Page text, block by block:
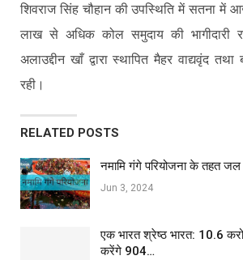
शिवराज सिंह चौहान की उपस्थिति में सतना
लाख से अधिक कोल समुदाय की भागीदारी
अलाउद्दीन खाँ द्वारा स्थापित मैहर वाद्यवृंद
रही।
RELATED POSTS
नमामि गंगे परियोजना के तहत
Jun 3, 2024
एक भारत श्रेष्ठ भारत: 10.6
करेंगे 904…